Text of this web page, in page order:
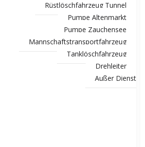
Rüstlöschfahrzeug Tunnel
Pumpe Altenmarkt
Pumpe Zauchensee
Mannschaftstransportfahrzeug
Tanklöschfahrzeug
Drehleiter
Außer Dienst